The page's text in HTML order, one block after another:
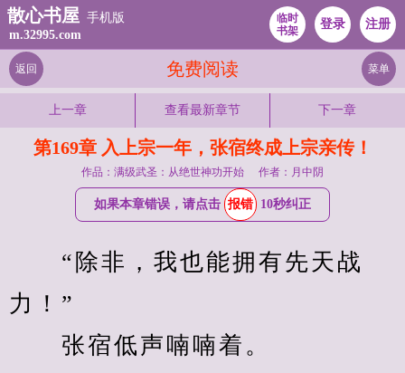
散心书屋 手机版
m.32995.com
临时
书架
登录 注册
免费阅读
返回 菜单
上一章 查看最新章节 下一章
第169章 入上宗一年，张宿终成上宗亲传！
作品：满级武圣：从绝世神功开始 作者：月中阴
如果本章错误，请点击 报错 10秒纠正
“除非，我也能拥有先天战
力！”
张宿低声喃喃着。